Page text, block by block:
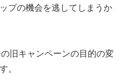
プの機会を逃してしまうか
旧キャンペーンの目的の変
。